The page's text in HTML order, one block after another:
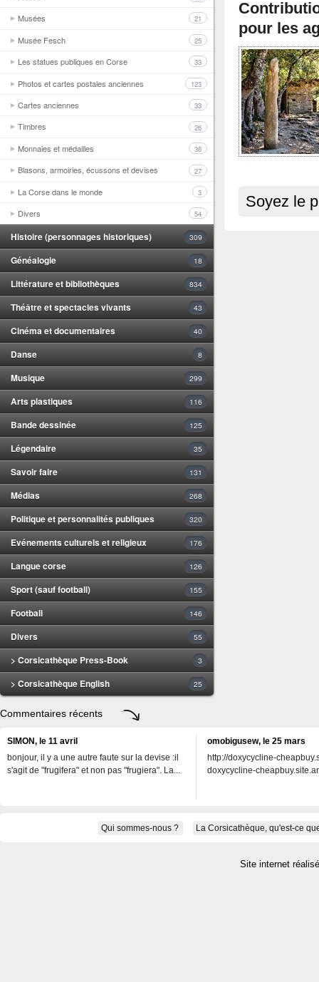
Musées 21
Musée Fesch 25
Les statues publiques en Corse 33
Photos et cartes postales anciennes 123
Cartes anciennes 33
Timbres 26
Monnaies et médailles 36
Blasons, armoiries, écussons et devises 27
La Corse dans le monde 3
Divers 54
Histoire (personnages historiques) 309
Généalogie 18
Littérature et bibliothèques 834
Théâtre et spectacles vivants 43
Cinéma et documentaires 40
Danse 8
Musique 299
Arts plastiques 116
Bande dessinée 125
Légendaire 35
Savoir faire 131
Médias 268
Politique et personnalités publiques 320
Evénements culturels et religieux 176
Langue corse 126
Sport (sauf football) 155
Football 146
Divers 55
> Corsicathèque Press-Book 3
> Corsicathèque English 25
pour les
Soyez le
Commentaires récents
SIMON, le 11 avril
bonjour, il y a une autre faute sur la devise :il
s'agit de "frugifera" et non pas "frugiera". La...
omobigusew, le 25 mars
http://doxycycline-
doxycycline-
Qui sommes-nous ? La Corsicathèque, qu'est-ce
Site internet